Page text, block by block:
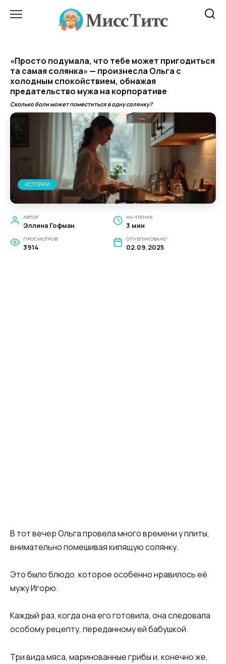
«Просто подумала, что тебе может пригодиться
та самая солянка» — произнесла Ольга с
холодным спокойствием, обнажая
предательство мужа на корпоративе
Сколько боли может поместиться в одну солянку?
ИСТОРИИ
АВТОР
Эллина Гофман
НА ЧТЕНИЕ
3 мин
ПРОСМОТРОВ
3914
ОПУБЛИКОВАНО
02.09.2025
В тот вечер Ольга провела много времени у плиты,
внимательно помешивая кипящую солянку.
Это было блюдо, которое особенно нравилось её
мужу Игорю.
Каждый раз, когда она его готовила, она следовала
особому рецепту, переданному ей бабушкой.
Три вида мяса, маринованные грибы и, конечно же,